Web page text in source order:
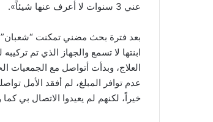
عني 3 سنوات لا أعرف عنها شيئاً».
بعد فترة بحث مضني تمكنت “شعبان” من
ابنتها لا تسمع والجهاز الذي تم
العلاج، وبدأت أتواصل مع الجمعيات
عدم توافر المبلغ، لم أفقد الأمل
خيراً، لكنهم لم يعيدوا الاتصال بي